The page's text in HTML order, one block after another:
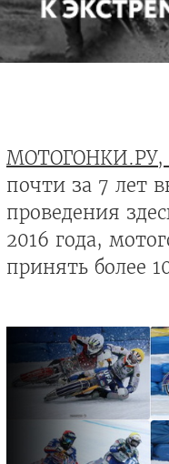
МОТОГОНКИ.РУ,
почти за 7 лет
проведения
2016 года,
принять более